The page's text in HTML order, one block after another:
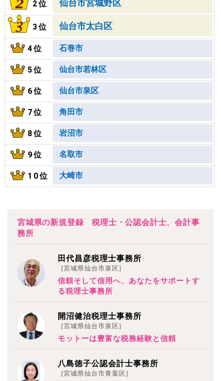
2位 仙台市宮城野区
3位 仙台市太白区
4位 石巻市
5位 仙台市若林区
6位 仙台市泉区
7位 角田市
8位 岩沼市
9位 名取市
10位 大崎市
宮城県の新規登録 税理士・公認会計士、会計事
務所
田代昌彦税理士事務所
[宮城県仙台市泉区]
信頼そして信用へ、あなたをサポートす
る税理士事務所
開沼健治税理士事務所
[宮城県仙台市泉区]
モットーは豊富な税務経験と信頼
八島徳子公認会計士事務所
[宮城県仙台市青葉区]